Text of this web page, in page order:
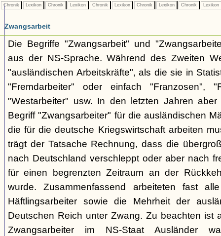
Chronik Lexikon Chronik Lexikon Chronik Lexikon Chronik Lexikon Chronik Lexikon
Zwangsarbeit
Die Begriffe "Zwangsarbeit" und
aus der NS-Sprache. Während des Zweiten
"ausländischen Arbeitskräfte", als die sie in
"Fremdarbeiter" oder einfach "Franzosen",
"Westarbeiter" usw. In den letzten Jahren
Begriff "Zwangsarbeiter" für die ausländischen
die für die deutsche Kriegswirtschaft arbeiten
trägt der Tatsache Rechnung, dass die
nach Deutschland verschleppt oder aber nach
für einen begrenzten Zeitraum an der
wurde. Zusammenfassend arbeiteten fast
Häftlingsarbeiter sowie die Mehrheit der
Deutschen Reich unter Zwang. Zu beachten ist
Zwangsarbeiter im NS-Staat Ausländer